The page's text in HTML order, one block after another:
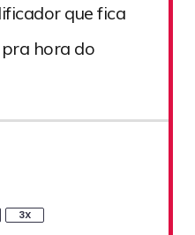
que fica
hora do
3X